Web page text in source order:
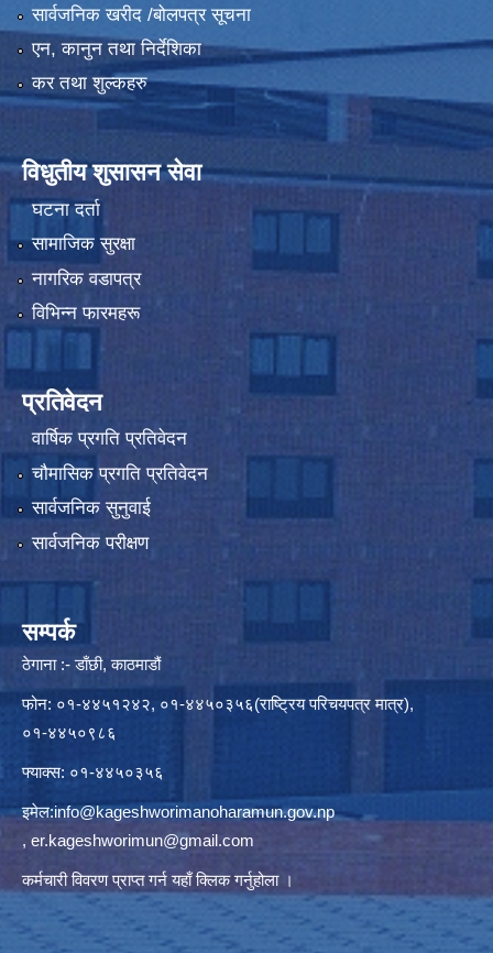
सार्वजनिक खरीद /बोलपत्र सूचना
एन, कानुन तथा निर्देशिका
कर तथा शुल्कहरु
विधुतीय शुसासन सेवा
घटना दर्ता
सामाजिक सुरक्षा
नागरिक वडापत्र
विभिन्न फारमहरू
प्रतिवेदन
वार्षिक प्रगति प्रतिवेदन
चौमासिक प्रगति प्रतिवेदन
सार्वजनिक सुनुवाई
सार्वजनिक परीक्षण
सम्पर्क
ठेगाना :- डाँछी, काठमाडौं
फोन: ०१-४४५१२४२, ०१-४४५०३५६(राष्ट्रिय परिचयपत्र मात्र),
०१-४४५०९८६
फ्याक्स: ०१-४४५०३५६
इमेल:info@kageshworimanoharamun.gov.np
, er.kageshworimun@gmail.com
कर्मचारी विवरण प्राप्त गर्नयहाँ क्लिकगर्नुहोला ।